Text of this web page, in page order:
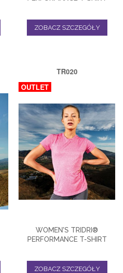
ZOBACZ SZCZEGÓŁY
TR020
OUTLET
WOMEN'S TRIDRI®
PERFORMANCE T-SHIRT
ZOBACZ SZCZEGÓŁY